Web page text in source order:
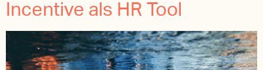
Incentive als HR Tool